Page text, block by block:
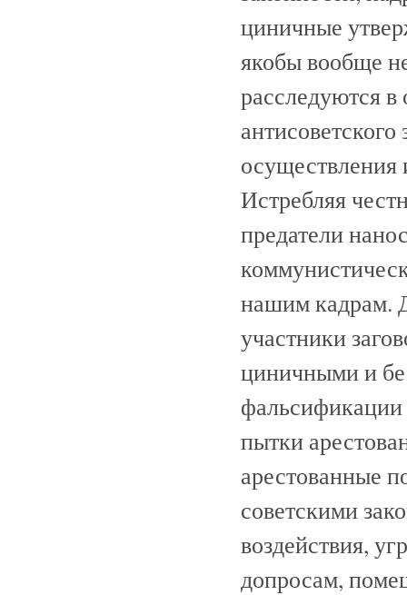
циничные
якобы вообще
расследуются
осуществления
Истребляя
предатели
нашим кадрам.
участники
циничными и
фальсификации
пытки
арестованные
советскими
воздействия,
допросам,